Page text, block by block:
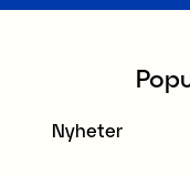
Nyheter